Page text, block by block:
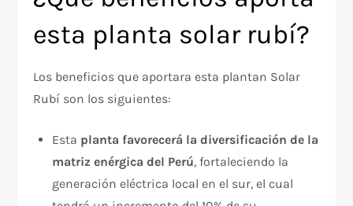
esta planta solar rubí?
Los beneficios que aportara esta plantan Solar
Rubí son los siguientes:
Esta planta favorecerá la diversificación de la
matriz enérgica del Perú, fortaleciendo la
generación eléctrica local en el sur, el cual